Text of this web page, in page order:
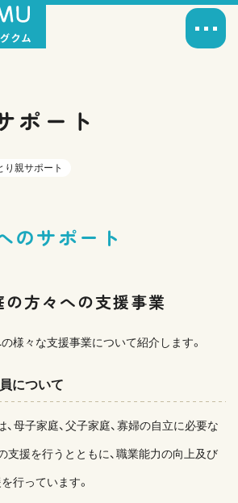
ポート
り親サポート
のサポート
方々への支援事業
様々な支援事業について紹介します。
について
、母子家庭、父子家庭、寡婦の自立に必要な
支援を行うとともに、職業能力の向上及び
行っています。